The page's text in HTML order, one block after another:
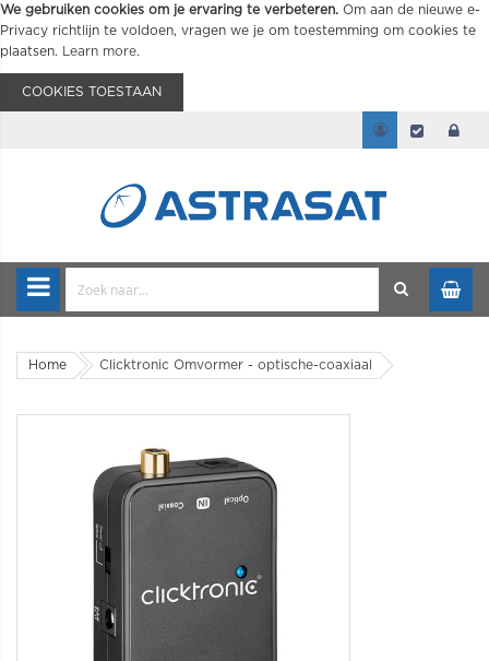
We gebruiken cookies om je ervaring te verbeteren. Om aan de nieuwe e-
Privacy richtlijn te voldoen, vragen we je om toestemming om cookies te
plaatsen.
Learn more.
COOKIES TOESTAAN
Home Clicktronic Omvormer - optische-coaxiaal